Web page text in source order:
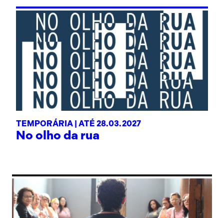
TEMPORÁRIA | ATÉ 28.03.2027
No olho da rua